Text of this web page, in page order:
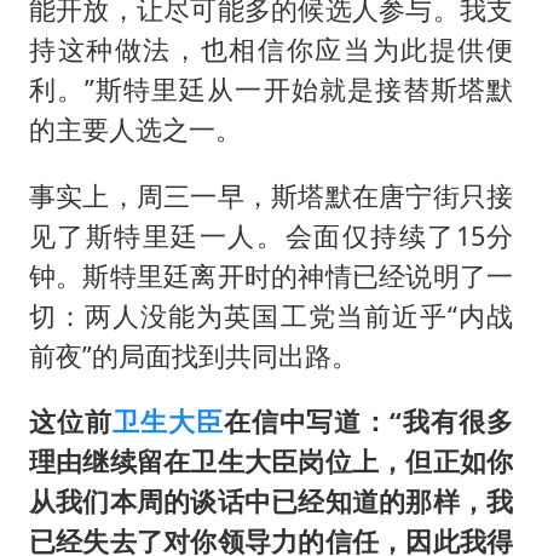
能开放，让尽可能多的候选人参与。我支
持这种做法，也相信你应当为此提供便
利。”斯特里廷从一开始就是接替斯塔默
的主要人选之一。
事实上，周三一早，斯塔默在唐宁街只接
见了斯特里廷一人。会面仅持续了15分
钟。斯特里廷离开时的神情已经说明了一
切：两人没能为英国工党当前近乎“内战
前夜”的局面找到共同出路。
这位前卫生大臣在信中写道：“我有很多
理由继续留在卫生大臣岗位上，但正如你
从我们本周的谈话中已经知道的那样，我
已经失去了对你领导力的信任，因此我得